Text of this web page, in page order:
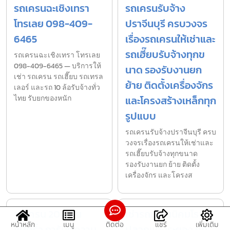
รถเครนฉะเชิงเทรา
โทรเลย 098-409-
6465
รถเครนฉะเชิงเทรา โทรเลย
098-409-6465 — บริการให้
เช่า รถเครน รถเฮี๊ยบ รถเทรล
เลอร์ และรถ 10 ล้อรับจ้างทั่ว
ไทย รับยกของหนัก
รถเครนรับจ้าง
ปราจีนบุรี ครบวงจร
เรื่องรถเครนให้เช่าและ
รถเฮี๊ยบรับจ้างทุกข
นาด รองรับงานยก
ย้าย ติดตั้งเครื่องจักร
และโครงสร้างเหล็กทุก
รูปแบบ
รถเครนรับจ้างปราจีนบุรี ครบ
วงจรเรื่องรถเครนให้เช่าและ
รถเฮี๊ยบรับจ้างทุกขนาด
รองรับงานยก ย้าย ติดตั้ง
เครื่องจักร และโครงส
รถเครน 200 ตัน
เช่ารถเครนนิคมโรจนะ
หน้าหลัก เมนู ติดต่อ แชร์ เพิ่มเติม